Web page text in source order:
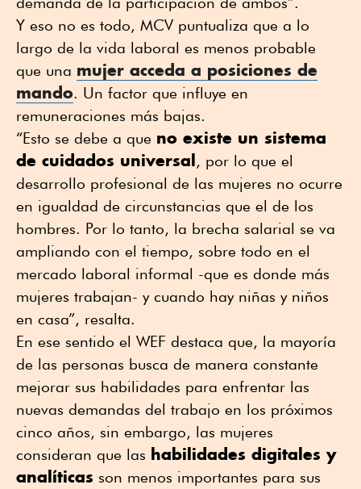
Y eso no es todo, MCV puntualiza que a lo
largo de la vida laboral es menos probable
que una mujer acceda a posiciones de
mando. Un factor que influye en
remuneraciones más bajas.
“Esto se debe a que no existe un sistema
de cuidados universal , por lo que el
desarrollo profesional de las mujeres no ocurre
en igualdad de circunstancias que el de los
hombres. Por lo tanto, la brecha salarial se va
ampliando con el tiempo, sobre todo en el
mercado laboral informal -que es donde más
mujeres trabajan- y cuando hay niñas y niños
en casa”, resalta.
En ese sentido el WEF destaca que, la mayoría
de las personas busca de manera constante
mejorar sus habilidades para enfrentar las
nuevas demandas del trabajo en los próximos
cinco años, sin embargo, las mujeres
consideran que las habilidades digitales y
analíticas son menos importantes para sus